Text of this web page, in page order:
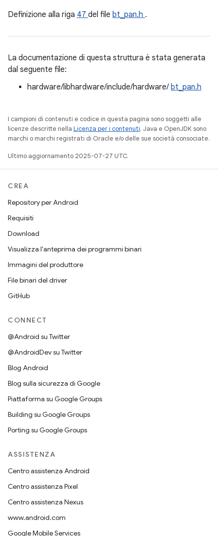
Definizione alla riga 47 del file bt_pan.h .
La documentazione di questa struttura è stata generata
dal seguente file:
hardware/libhardware/include/hardware/ bt_pan.h
I campioni di contenuti e codice in questa pagina sono soggetti alle
licenze descritte nella Licenza per i contenuti. Java e OpenJDK sono
marchi o marchi registrati di Oracle e/o delle sue società consociate.
Ultimo aggiornamento 2025-07-27 UTC.
CREA
Repository per Android
Requisiti
Download
Visualizza l'anteprima dei programmi binari
Immagini del produttore
File binari del driver
GitHub
CONNECT
@Android su Twitter
@AndroidDev su Twitter
Blog Android
Blog sulla sicurezza di Google
Piattaforma su Google Groups
Building su Google Groups
Porting su Google Groups
ASSISTENZA
Centro assistenza Android
Centro assistenza Pixel
Centro assistenza Nexus
www.android.com
Google Mobile Services